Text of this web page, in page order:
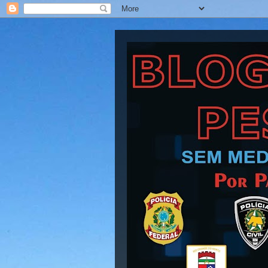
Blog Barra